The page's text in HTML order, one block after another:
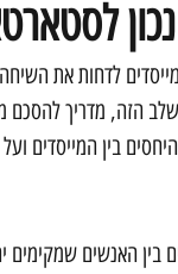
לדחות את
הזה, מדריך להסכם
בין המייסדים
בין האנשים